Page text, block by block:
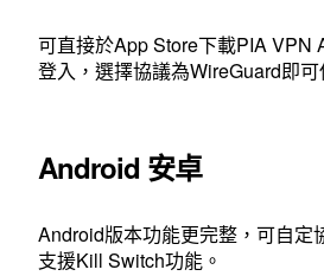
可直接於App Store下載PIA VPN
登入，選擇協議為WireGuard即可
Android 安卓
Android版本功能更完整，可自定
支援Kill Switch功能。